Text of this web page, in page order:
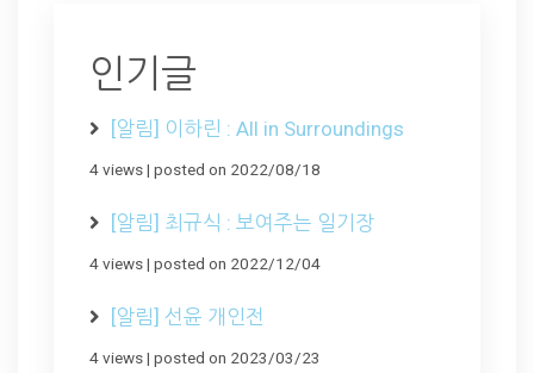
인기글
[알림] 이하린 : All in Surroundings
4 views| posted on 2022/08/18
[알림] 최규식 : 보여주는 일기장
4 views| posted on 2022/12/04
[알림] 선윤 개인전
4 views| posted on 2023/03/23